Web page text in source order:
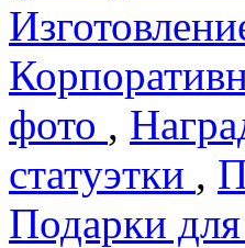
фото ,
статуэтки ,
Подарки